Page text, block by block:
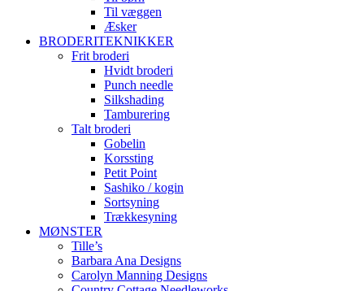
Til væggen
Æsker
BRODERITEKNIKKER
Frit broderi
Hvidt broderi
Punch needle
Silkshading
Tamburering
Talt broderi
Gobelin
Korssting
Petit Point
Sashiko / kogin
Sortsyning
Trækkesyning
MØNSTER
Tille’s
Barbara Ana Designs
Carolyn Manning Designs